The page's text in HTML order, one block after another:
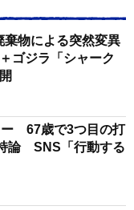
棄物による突然変異
ゴジラ「シャーク
ー 67歳で3つ目の打
論 SNS「行動する